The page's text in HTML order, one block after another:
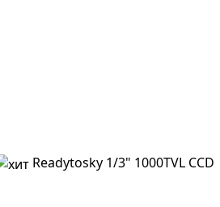
Readytosky 1/3" 1000TVL CCD